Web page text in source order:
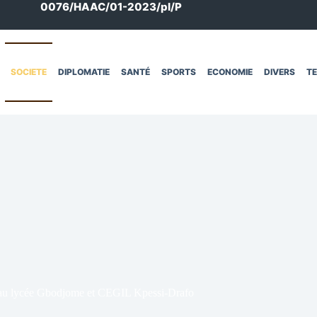
0076/HAAC/01-2023/pl/P
SOCIETE DIPLOMATIE SANTÉ SPORTS ECONOMIE DIVERS